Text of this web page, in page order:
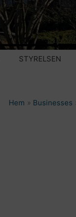
STYRELSEN
Hem Businesses